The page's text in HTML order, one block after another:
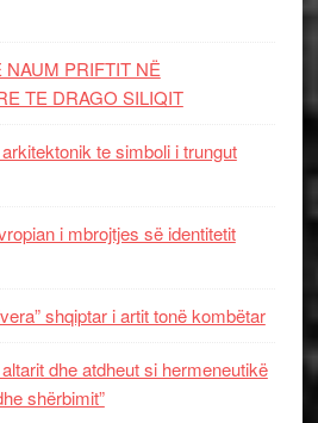
PRIFTIT NË
TE DRAGO SILIQIT
te simboli i trungut
i mbrojtjes së identitetit
shqiptar i artit tonë kombëtar
dhe atdheut si hermeneutikë
shërbimit”